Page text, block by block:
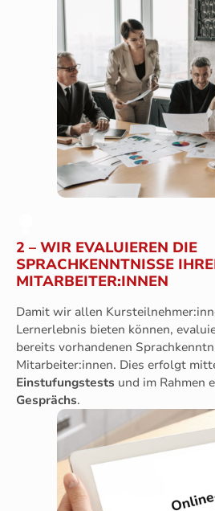
2 – WIR EVALUIEREN DIE
SPRACHKENNTNISSE
MITARBEITER:INNEN
Damit wir allen
Lernerlebnis bieten können,
bereits vorhandenen
Mitarbeiter:innen. Dies erfolgt
Einstufungstests und im Rahmen
Gesprächs.